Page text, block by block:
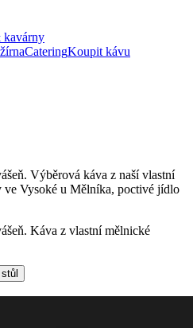
kavárny
CateringKoupit kávu
Výběrová káva z naší vlastní
ve Vysoké u Mělníka, poctivé jídlo
Káva z vlastní mělnické